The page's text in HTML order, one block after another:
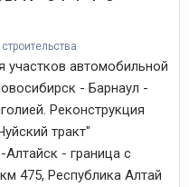
участков автомобильной
- Барнаул -
Реконструкция
тракт"
- граница с
475, Республика Алтай